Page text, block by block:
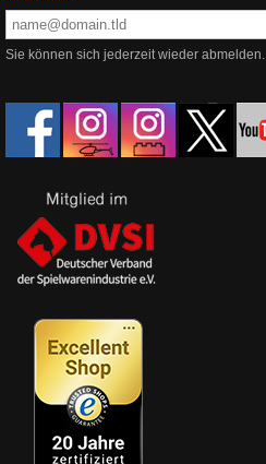
Sie können sich jederzeit wieder abmelden.